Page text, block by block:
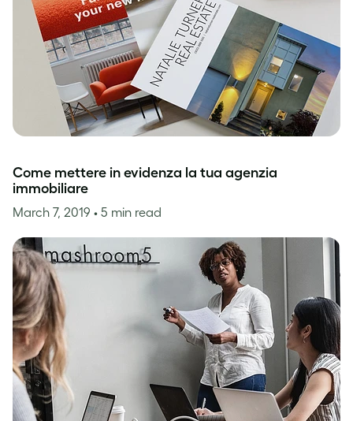
Come mettere in evidenza la tua agenzia
immobiliare
March 7, 2019 • 5 min read